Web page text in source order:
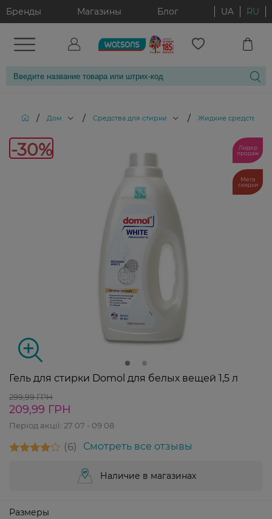
Бренды Магазины Блог UA RU
/ Дом / Средства для стирки / Жидкие средства
-30%
Лидер
продаж
Мега
скидки
Гель для стирки Domol для белых вещей 1,5 л
299,99 ГРН
209,99 ГРН
Період акції: 27 07 - 09 08
6 Смотреть все отзывы
Наличие в магазинах
Размеры